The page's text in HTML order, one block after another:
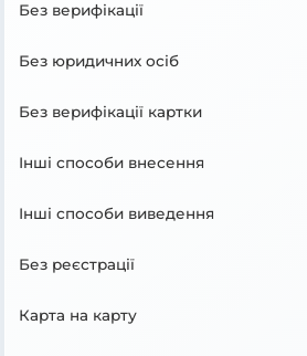
Без верифікації
Без юридичних осіб
Без верифікації картки
Інші способи внесення
Інші способи виведення
Без реєстрації
Карта на карту